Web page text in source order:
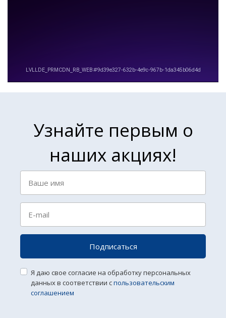
Узнайте первым о
наших акциях!
Подписаться
Я даю свое согласие на обработку персональных
данных в соответствии спользовательским
соглашением